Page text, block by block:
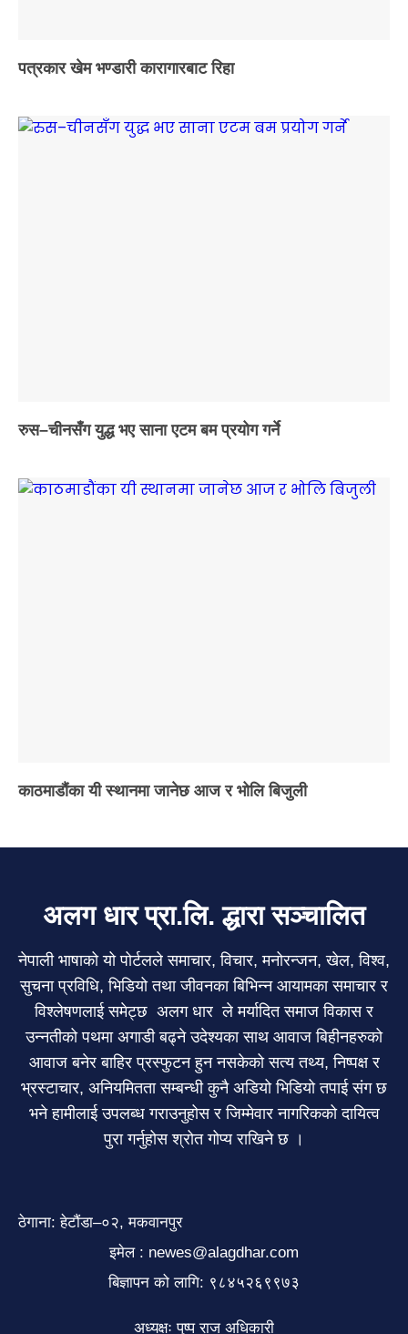
पत्रकार खेम भण्डारी कारागारबाट रिहा
रुस–चीनसँग युद्ध भए साना एटम बम प्रयोग गर्ने
काठमाडौंका यी स्थानमा जानेछ आज र भोलि बिजुली
अलग धार प्रा.लि. द्धारा सञ्चालित
नेपाली भाषाको यो पोर्टलले समाचार, विचार, मनोरन्जन, खेल, विश्व,
सुचना प्रविधि, भिडियो तथा जीवनका बिभिन्न आयामका समाचार र
विश्लेषणलाई समेट्छ अलग धार ले मर्यादित समाज विकास र
उन्नतीको पथमा अगाडी बढ्ने उदेश्यका साथ आवाज बिहीनहरुको
आवाज बनेर बाहिर प्रस्फुटन हुन नसकेको सत्य तथ्य, निष्पक्ष र
भ्रस्टाचार, अनियमितता सम्बन्धी कुनै अडियो भिडियो तपाई संग छ
भने हामीलाई उपलब्ध गराउनुहोस र जिम्मेवार नागरिकको दायित्व
पुरा गर्नुहोस श्रोत गोप्य राखिने छ ।
ठेगाना: हेटौंडा–०२, मकवानपुर
इमेल : newes@alagdhar.com
बिज्ञापन को लागि: ९८४५२६९९७३
अध्यक्षः पुष्प राज अधिकारी